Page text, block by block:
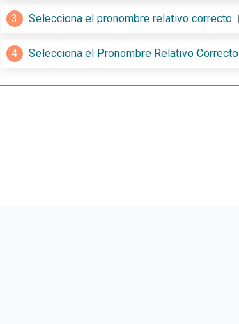
3 Selecciona el pronombre relativo correcto
4 Selecciona el Pronombre Relativo Correcto